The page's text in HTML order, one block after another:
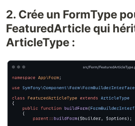
2. Crée un FormType
FeaturedArticle qui
ArticleType :